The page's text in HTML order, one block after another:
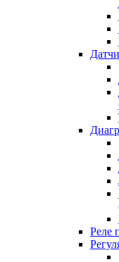
Реле